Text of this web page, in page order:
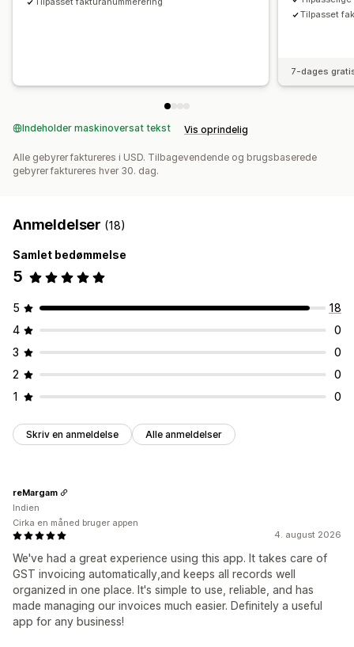
Tilpasset
7-dages
Indeholder maskinoversat tekst Vis oprindelig
Alle gebyrer faktureres i USD. Tilbagevendende og brugsbaserede
gebyrer faktureres hver 30. dag.
Anmeldelser (18)
Samlet bedømmelse
5
5
18
4
0
3
0
2
0
1
0
Skriv en anmeldelse Alle anmeldelser
4. august 2026
We've had a great experience using this app. It takes care of
GST invoicing automatically,and keeps all records well
organized in one place. It's simple to use, reliable, and has
made managing our invoices much easier. Definitely a useful
app for any business!
reMargam
Indien
Cirka en måned bruger appen